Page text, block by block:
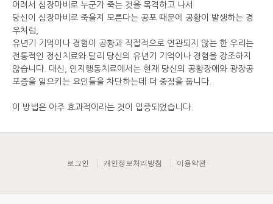
어려서 심장마비로 누군가 죽는 것을 목격하고 나서
당신이 심장마비로 죽을지 모른다는 공포 때문에 공황이 발생하는 경
우처럼,
유년기 기억이나 경험이 공황과 직접적으로 연관되지 않는 한 우리는
전통적인 정신치료와 달리 당신의 유년기 기억이나 경험을 강조하지
않습니다. 대신, 인지행동치료에서는 현재 당신의 공황장애와 광장공
포증을 일으키는 요인들을 차단하는데 더 중점을 둡니다.
이 방법은 아주 효과적이라는 것이 입증되었습니다.
로그인 개인정보처리방침 이용약관